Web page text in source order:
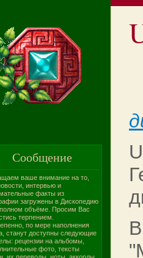
Сообщение
ваше внимание на то,
интервью и
факты из
загружены в Дископедию
объёме. Просим Вас
терпением.
по мере наполнения
станут доступны следующие
рецензии на альбомы,
фото, тексты